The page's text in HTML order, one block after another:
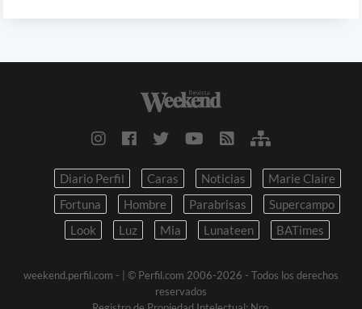
Diario Perfil Caras Noticias
Marie Claire
Fortuna
Hombre Parabrisas
Supercampo
Look
Luz Mia Lunateen BATimes
weekend.perfil.com -
| © Perfil.com 2006-2026 - Todos los derechos
reservados